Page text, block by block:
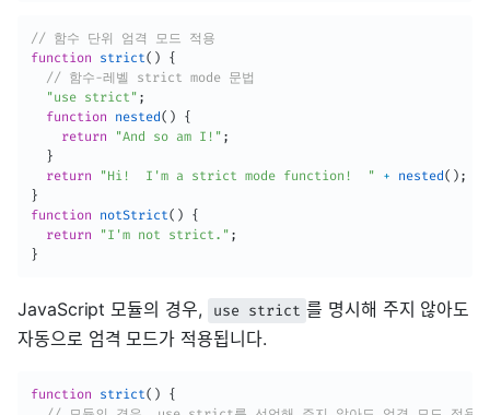
// 함수 단위 엄격 모드 적용
function
strict( )
{
// 함수-레벨 strict mode 문법
"use strict" ;
function
nested( )
{
return
"And so am I!" ;
}
return
"Hi!  I'm a strict mode function!  " + nested( ) ;
}
function
notStrict( )
{
return
"I'm not strict." ;
}
JavaScript 모듈의 경우, use strict 를 명시해 주지 않아도
자동으로 엄격 모드가 적용됩니다.
function strict( )
{